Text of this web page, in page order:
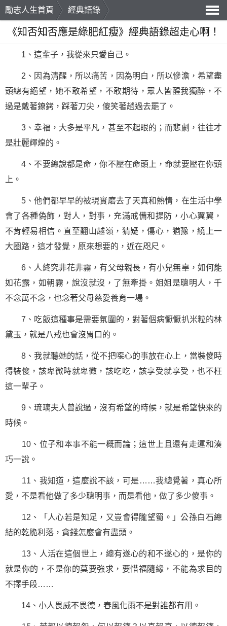
勵志人生首頁
經典語錄
導
《知否知否應是綠肥紅瘦》經典語錄超走心啊！
1、這輩子，我從來只愛自己。
2、因為清醒，所以痛苦，因為明白，所以慘澹，希望盡
頭總有絕望，她不敢希望，不敢期待，眾人皆醒我獨醉，不
過是戴著鐐銬，踩著刀尖，傻笑著趟過去罷了。
3、幸福，大多是平凡，甚至不起眼的；而悲劇，往往才
是壯麗輝煌的。
4、不要總說都是命，你不壓在命頭上，命就要壓在你頭
上。
5、他們都早早的被現實磨去了天真和熱情，在生活中學
會了各種偽飾，對人，對事，充滿戒備和提防，小心翼翼，
不肯輕易相信。直至翻山越嶺，猜疑，傷心，猶豫，繞上一
大圈路，這才發覺，原來想要的，近在咫尺。
6、人終究非花非霧，有父母親長，有小兒無辜，如何能
如花露，如朝霧，說沒就沒，了無牽掛。姐姐是聰明人，千
不念萬不念，也念著父母慈愛養育一場。
7、吃飯這種事是需要氛圍的，對著個病懨懨扒米粒的林
黛玉，就是八戒也會沒胃口的。
8、我就聽她的話，從不把噁心的事放在心上，當裝傻時
得裝傻，該卑微時就卑微，該吃吃，該享受就享受，也不枉
這一輩子。
9、琉璃夫人曾說過，沒有希望的時候，就是希望快來的
時候。
10、位子和本事不能一概而論；這世上且還有走運和湊
巧一說。
11、我知道，這麼說不該，可是……我總覺著，真心所
愛，不是看他做了多少聰明事，而是看他，做了多少傻事。
12、「人心若是知足，又豈會得隴望蜀。」公孫白石總
結的乾脆利落，貪錢怎麼會有盡頭。
13、人活在這個世上，總有遂心的和不遂心的，是你的
就是你的，不是你的莫要強求，要惜福隨緣，不能為求目的
不擇手段……
14、小人畏威不畏德，春風化雨不是對誰都有用。